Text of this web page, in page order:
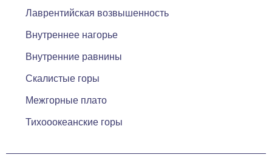
Лаврентийская возвышенность
Внутреннее нагорье
Внутренние равнины
Скалистые горы
Межгорные плато
Тихооокеанские горы